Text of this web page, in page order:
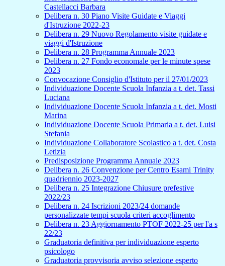
Castellacci Barbara
Delibera n. 30 Piano Visite Guidate e Viaggi
d'Istruzione 2022-23
Delibera n. 29 Nuovo Regolamento visite guidate e
viaggi d'Istruzione
Delibera n. 28 Programma Annuale 2023
Delibera n. 27 Fondo economale per le minute spese
2023
Convocazione Consiglio d'Istituto per il 27/01/2023
Individuazione Docente Scuola Infanzia a t. det. Tassi
Luciana
Individuazione Docente Scuola Infanzia a t. det. Mosti
Marina
Individuazione Docente Scuola Primaria a t. det. Luisi
Stefania
Individuazione Collaboratore Scolastico a t. det. Costa
Letizia
Predisposizione Programma Annuale 2023
Delibera n. 26 Convenzione per Centro Esami Trinity
quadriennio 2023-2027
Delibera n. 25 Integrazione Chiusure prefestive
2022/23
Delibera n. 24 Iscrizioni 2023/24 domande
personalizzate tempi scuola criteri accoglimento
Delibera n. 23 Aggiornamento PTOF 2022-25 per l'a s
22/23
Graduatoria definitiva per individuazione esperto
psicologo
Graduatoria provvisoria avviso selezione esperto